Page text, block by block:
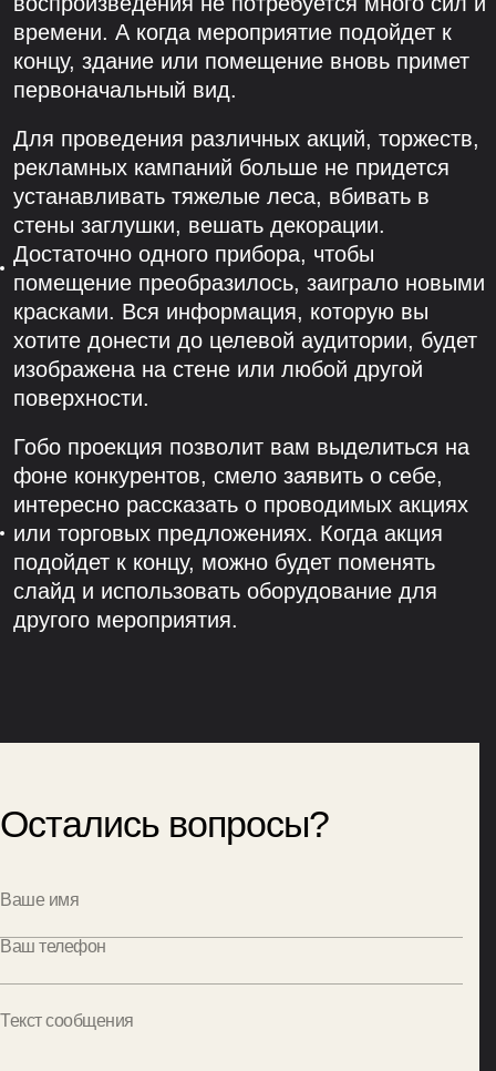
времени. А когда мероприятие подойдет к
концу, здание или помещение вновь примет
первоначальный вид.
Для проведения различных акций, торжеств,
рекламных кампаний больше не придется
устанавливать тяжелые леса, вбивать в
стены заглушки, вешать декорации.
Достаточно одного прибора, чтобы
помещение преобразилось, заиграло новыми
красками. Вся информация, которую вы
хотите донести до целевой аудитории, будет
изображена на стене или любой другой
поверхности.
Гобо проекция позволит вам выделиться на
фоне конкурентов, смело заявить о себе,
интересно рассказать о проводимых акциях
или торговых предложениях. Когда акция
подойдет к концу, можно будет поменять
слайд и использовать оборудование для
другого мероприятия.
Остались вопросы?
Ваше имя
Ваш телефон
Текст сообщения